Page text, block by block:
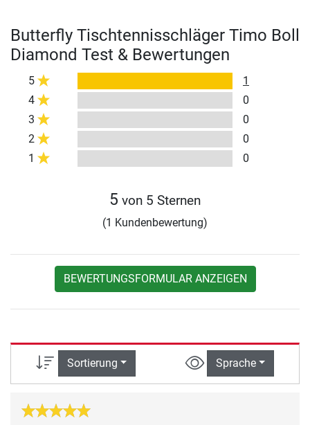
Butterfly Tischtennisschläger Timo Boll
Diamond Test & Bewertungen
5
1
4
0
3
0
2
0
1
0
5 von 5 Sternen
(1 Kundenbewertung)
BEWERTUNGSFORMULAR ANZEIGEN
Sortierung Sprache